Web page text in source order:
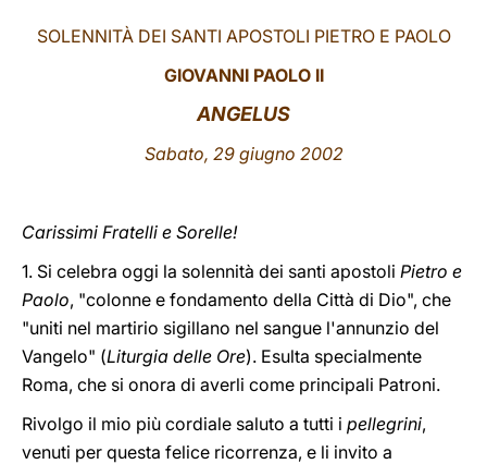
SOLENNITÀ DEI SANTI APOSTOLI PIETRO E PAOLO
GIOVANNI PAOLO II
ANGELUS
Sabato, 29 giugno 2002
Carissimi Fratelli e Sorelle!
1. Si celebra oggi la solennità dei santi apostoli Pietro e
Paolo, "colonne e fondamento della Città di Dio", che
"uniti nel martirio sigillano nel sangue l'annunzio del
Vangelo" (Liturgia delle Ore). Esulta specialmente
Roma, che si onora di averli come principali Patroni.
Rivolgo il mio più cordiale saluto a tutti i pellegrini,
venuti per questa felice ricorrenza, e li invito a